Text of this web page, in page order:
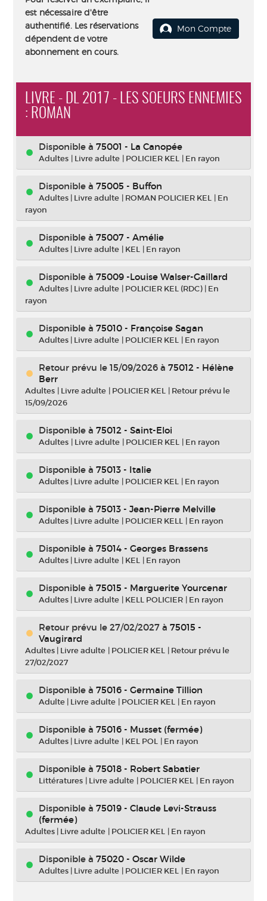
est nécessaire d'être
authentifié. Les réservations
dépendent de votre
abonnement en cours.
Mon Compte
LIVRE - DL 2017 - LES SOEURS ENNEMIES
: ROMAN
Disponible à 75001 - La Canopée
Adultes | Livre adulte | POLICIER KEL | En rayon
Disponible à 75005 - Buffon
Adultes | Livre adulte | ROMAN POLICIER KEL | En
rayon
Disponible à 75007 - Amélie
Adultes | Livre adulte | KEL | En rayon
Disponible à 75009 -Louise Walser-Gaillard
Adultes | Livre adulte | POLICIER KEL (RDC) | En
rayon
Disponible à 75010 - Françoise Sagan
Adultes | Livre adulte | POLICIER KEL | En rayon
Retour prévu le 15/09/2026 à 75012 - Hélène
Berr
Adultes | Livre adulte | POLICIER KEL | Retour prévu le
15/09/2026
Disponible à 75012 - Saint-Eloi
Adultes | Livre adulte | POLICIER KEL | En rayon
Disponible à 75013 - Italie
Adultes | Livre adulte | POLICIER KEL | En rayon
Disponible à 75013 - Jean-Pierre Melville
Adultes | Livre adulte | POLICIER KELL | En rayon
Disponible à 75014 - Georges Brassens
Adultes | Livre adulte | KEL | En rayon
Disponible à 75015 - Marguerite Yourcenar
Adultes | Livre adulte | KELL POLICIER | En rayon
Retour prévu le 27/02/2027 à 75015 -
Vaugirard
Adultes | Livre adulte | POLICIER KEL | Retour prévu le
27/02/2027
Disponible à 75016 - Germaine Tillion
Adulte | Livre adulte | POLICIER KEL | En rayon
Disponible à 75016 - Musset (fermée)
Adultes | Livre adulte | KEL POL | En rayon
Disponible à 75018 - Robert Sabatier
Littératures | Livre adulte | POLICIER KEL | En rayon
Disponible à 75019 - Claude Levi-Strauss
(fermée)
Adultes | Livre adulte | POLICIER KEL | En rayon
Disponible à 75020 - Oscar Wilde
Adultes | Livre adulte | POLICIER KEL | En rayon